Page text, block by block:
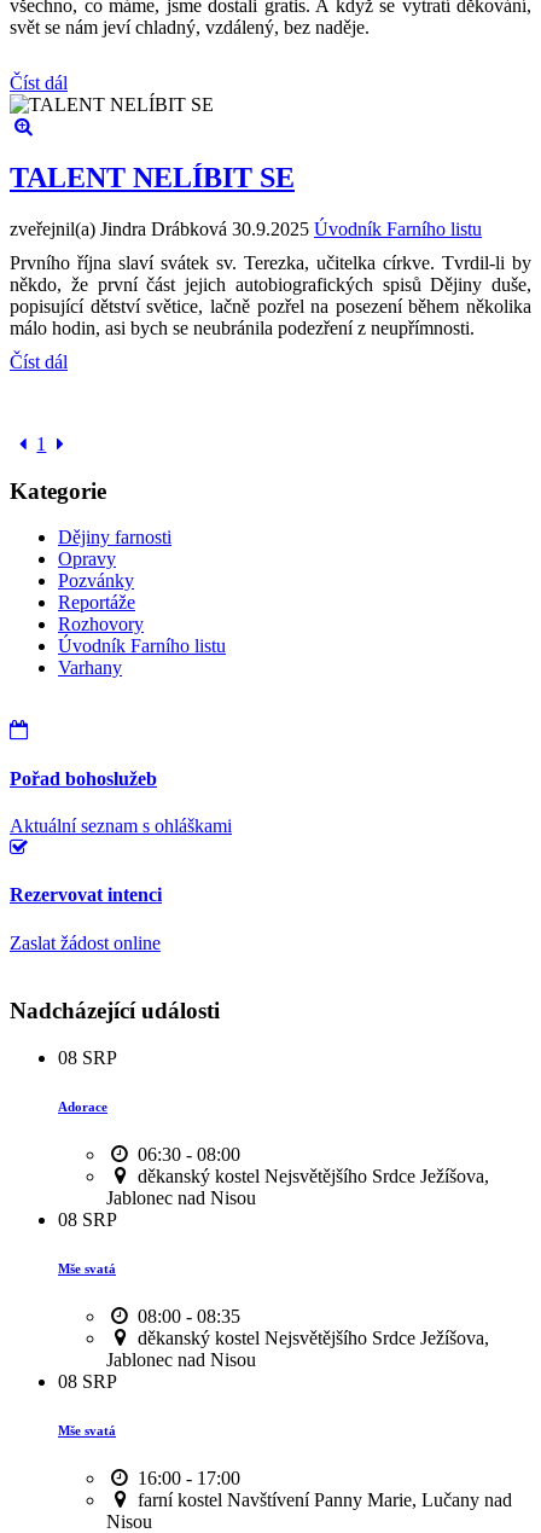
všechno, co máme, jsme dostali gratis. A když se vytratí děkování,
svět se nám jeví chladný, vzdálený, bez naděje.
Číst dál
TALENT NELÍBIT SE
zveřejnil(a) Jindra Drábková 30.9.2025 Úvodník Farního listu
Prvního října slaví svátek sv. Terezka, učitelka církve. Tvrdil-li by
někdo, že první část jejich autobiografických spisů Dějiny duše,
popisující dětství světice, lačně pozřel na posezení během několika
málo hodin, asi bych se neubránila podezření z neupřímnosti.
Číst dál
1
Kategorie
Dějiny farnosti
Opravy
Pozvánky
Reportáže
Rozhovory
Úvodník Farního listu
Varhany
Pořad bohoslužeb
Aktuální seznam s ohláškami
Rezervovat intenci
Zaslat žádost online
Nadcházející události
08 SRP
Adorace
06:30 - 08:00
děkanský kostel Nejsvětějšího Srdce Ježíšova,
Jablonec nad Nisou
08 SRP
Mše svatá
08:00 - 08:35
děkanský kostel Nejsvětějšího Srdce Ježíšova,
Jablonec nad Nisou
08 SRP
Mše svatá
16:00 - 17:00
farní kostel Navštívení Panny Marie, Lučany nad
Nisou